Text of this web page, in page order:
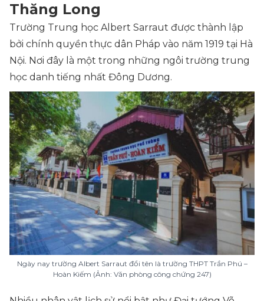
Thăng Long
Trường Trung học Albert Sarraut được thành lập
bởi chính quyền thực dân Pháp vào năm 1919 tại Hà
Nội. Nơi đây là một trong những ngôi trường trung
học danh tiếng nhất Đông Dương.
Ngày nay trường Albert Sarraut đổi tên là trường THPT Trần Phú –
Hoàn Kiếm (Ảnh: Văn phòng công chứng 247)